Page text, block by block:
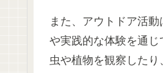
また、アウトドア活
や実践的な体験を通じ
虫や植物を観察した